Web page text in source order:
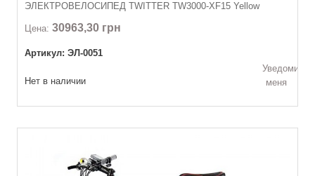
ЭЛЕКТРОВЕЛОСИПЕД TWITTER TW3000-XF15 Yellow
Цена: 30963,30 грн
Уведомить
меня
Артикул: ЭЛ-0051
Нет в наличии